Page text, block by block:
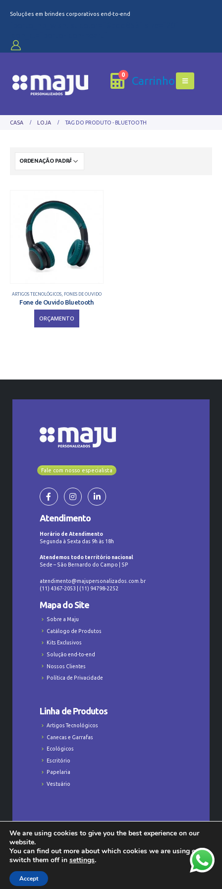
Soluções em brindes corporativos end-to-end
0 Carrinho
CASA LOJA TAG DO PRODUTO - BLUETOOTH
ARTIGOS TECNOLÓGICOS, FONES DE OUVIDO
Fone de Ouvido Bluetooth
ORÇAMENTO
Fale com nosso especialista
Atendimento
Horário de Atendimento
Segunda à Sexta das 9h às 18h
Atendemos todo território nacional
Sede – São Bernardo do Campo | SP
atendimento@majupersonalizados.com.br
(11) 4367-2053 | (11) 94798-2252
Mapa do Site
Sobre a Maju
Catálogo de Produtos
Kits Exclusivos
Solução end-to-end
Nossos Clientes
Política de Privacidade
Linha de Produtos
Artigos Tecnológicos
Canecas e Garrafas
Ecológicos
Escritório
Papelaria
Vestuário
Todos os Direitos Reservados © Majú
We are using cookies to give you the best experience on our
website.
You can find out more about which cookies we are using or
switch them off in settings.
Accept